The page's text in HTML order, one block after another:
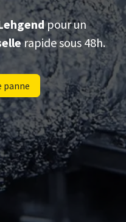
pour un
rapide sous 48h.
panne